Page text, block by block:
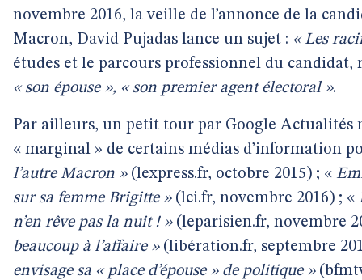
novembre 2016, la veille de l’annonce de la
Macron, David Pujadas lance un sujet : « Les
études et le parcours professionnel du
« son épouse », « son premier agent électoral ».
Par ailleurs, un petit tour par Google Actualités
« marginal » de certains médias d’information
l’autre Macron »(lexpress.fr, octobre 2015) ; «
sur sa femme Brigitte » (lci.fr, novembre 2016) ; «
n’en rêve pas la nuit ! » (leparisien.fr, novembre
beaucoup à l’affaire »(libération.fr, septembre
envisage sa « place d’épouse » de politique »